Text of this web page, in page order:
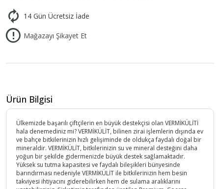
14 Gün Ücretsiz İade
Mağazayı Şikayet Et
Ürün Bilgisi
Ülkemizde başarılı çiftçilerin en büyük destekçisi olan VERMİKÜLİTİ
hala denemediniz mi? VERMİKÜLİT, bilinen zirai işlemlerin dışında ev
ve bahçe bitkilerinizin hızlı gelişiminde de oldukça faydalı doğal bir
mineraldir. VERMİKÜLİT, bitkilerinizin su ve mineral desteğini daha
yoğun bir şekilde gidermenizde büyük destek sağlamaktadır.
Yüksek su tutma kapasitesi ve faydalı bileşikleri bünyesinde
barındırması nedeniyle VERMİKÜLİT ile bitkilerinizin hem besin
takviyesi ihtiyacını giderebilirken hem de sulama aralıklarını